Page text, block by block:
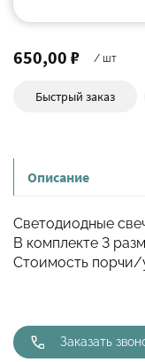
650,00 ₽ / шт
Быстрый заказ
Описание
Светодиодные
В комплекте 3
Стоимость
Заказать